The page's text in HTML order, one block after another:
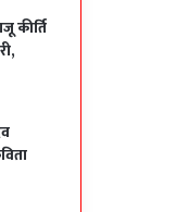
कीर्ति